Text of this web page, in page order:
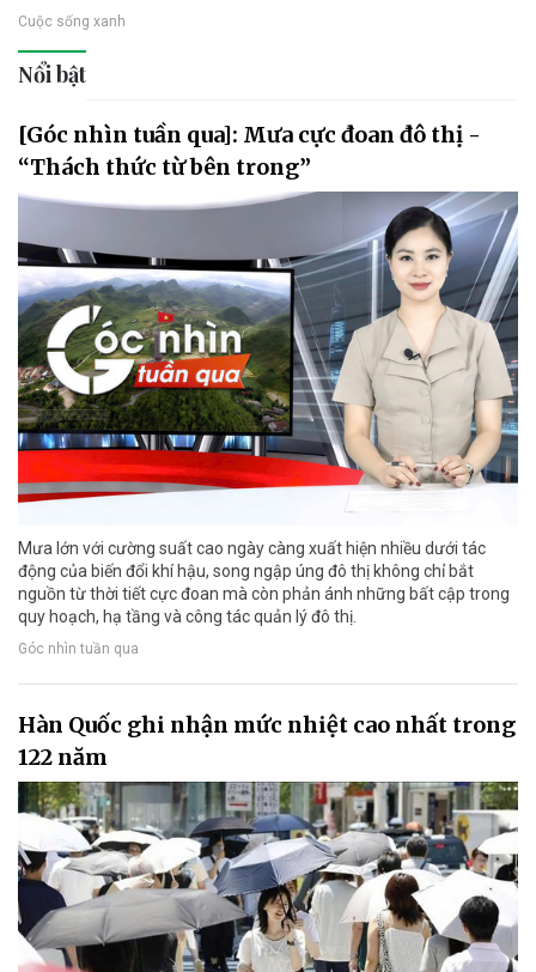
Cuộc sống xanh
Nổi bật
[Góc nhìn tuần qua]: Mưa cực đoan đô thị -
“Thách thức từ bên trong”
Mưa lớn với cường suất cao ngày càng xuất hiện nhiều dưới tác
động của biến đổi khí hậu, song ngập úng đô thị không chỉ bắt
nguồn từ thời tiết cực đoan mà còn phản ánh những bất cập trong
quy hoạch, hạ tầng và công tác quản lý đô thị.
Góc nhìn tuần qua
Hàn Quốc ghi nhận mức nhiệt cao nhất trong
122 năm